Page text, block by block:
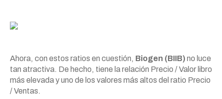
Ahora, con estos ratios en cuestión, Biogen (BIIB)no luce
tan atractiva. De hecho, tiene la relación Precio / Valor libro
más elevada y uno de los valores más altos del ratio Precio
/ Ventas.